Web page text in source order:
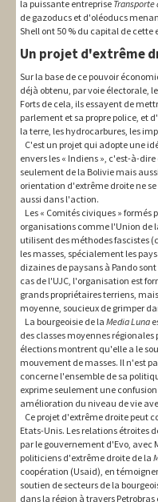
la puissante entreprise Transporte
de gazoducs et d'oléoducs
Shell ont 50 % du capital de cette
Un projet d'extrême
Sur la base de ce pouvoir
déjà obtenu, par voie électorale,
Forts de cela, ils essayent de
parlement et sa propre police, et
la terre, les hydrocarbures, les
C'est un projet qui adopte une
envers les « Indiens », c'est-à-
seulement de la Bolivie mais
orientation d'extrême droite ne
aussi dans l'action.
Les « Comités civiques » formés
organisations comme l'Union de
utilisent des méthodes fascistes
les masses, spécialement les
dizaines de paysans à Pando
cas de l'UJC, l'organisation est
grands propriétaires terriens,
moyenne, soucieux de grimper
La bourgeoisie de la Media Luna
des classes moyennes
élections montrent qu'elle a le
mouvement de masses. Il n'est
concerne l'ensemble de sa
exprime seulement une
amélioration du niveau de vie
Ce projet d'extrême droite peut
Etats-Unis. Les relations étroites
par le gouvernement d'Evo,
politiciens d'extrême droite de la
coopération (Usaid), en
soutien de secteurs de la
dans la région à travers